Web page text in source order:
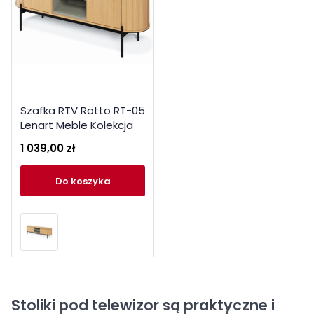
Szafka RTV Rotto RT-05
Lenart Meble Kolekcja
1 039,00 zł
do koszyka
Stoliki pod telewizor są praktyczne i